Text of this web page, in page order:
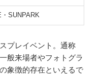
SUNPARK
プレイベント。通称
般来場者やフォトグラ
象徴的存在といえるで